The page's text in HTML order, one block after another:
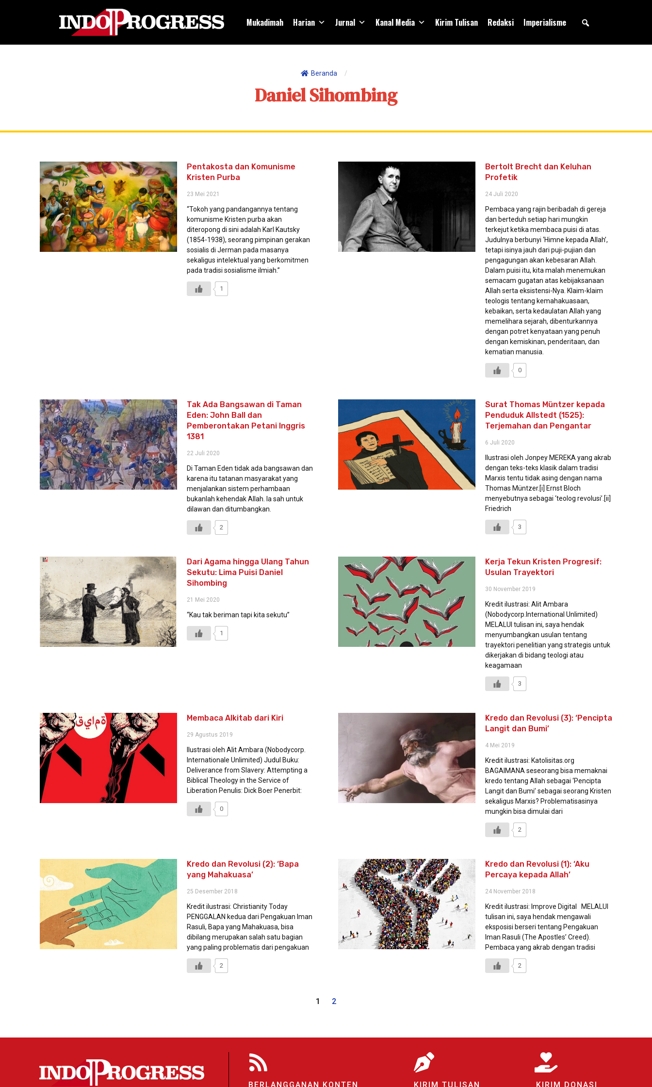
Mukadimah Harian Jurnal Kanal Media Kirim Tulisan Redaksi Imperialisme
Beranda /
Daniel Sihombing
Pentakosta dan Komunisme
Kristen Purba
23 Mei 2021
“Tokoh yang pandangannya tentang
komunisme Kristen purba akan
diteropong di sini adalah Karl Kautsky
(1854-1938), seorang pimpinan gerakan
sosialis di Jerman pada masanya
sekaligus intelektual yang berkomitmen
pada tradisi sosialisme ilmiah.”
1
Bertolt Brecht dan Keluhan
Profetik
24 Juli 2020
Pembaca yang rajin beribadah di gereja
dan berteduh setiap hari mungkin
terkejut ketika membaca puisi di atas.
Judulnya berbunyi ‘Himne kepada Allah’,
tetapi isinya jauh dari puji-pujian dan
pengagungan akan kebesaran Allah.
Dalam puisi itu, kita malah menemukan
semacam gugatan atas kebijaksanaan
Allah serta eksistensi-Nya. Klaim-klaim
teologis tentang kemahakuasaan,
kebaikan, serta kedaulatan Allah yang
memelihara sejarah, dibenturkannya
dengan potret kenyataan yang penuh
dengan kemiskinan, penderitaan, dan
kematian manusia.
0
Tak Ada Bangsawan di Taman
Eden: John Ball dan
Pemberontakan Petani Inggris
1381
22 Juli 2020
Di Taman Eden tidak ada bangsawan dan
karena itu tatanan masyarakat yang
menjalankan sistem perhambaan
bukanlah kehendak Allah. Ia sah untuk
dilawan dan ditumbangkan.
2
Surat Thomas Müntzer kepada
Penduduk Allstedt (1525):
Terjemahan dan Pengantar
6 Juli 2020
Ilustrasi oleh Jonpey MEREKA yang akrab
dengan teks-teks klasik dalam tradisi
Marxis tentu tidak asing dengan nama
Thomas Müntzer.[i] Ernst Bloch
menyebutnya sebagai ‘teolog revolusi’.[ii]
Friedrich
3
Dari Agama hingga Ulang Tahun
Sekutu: Lima Puisi Daniel
Sihombing
21 Mei 2020
“Kau tak beriman tapi kita sekutu”
1
Kerja Tekun Kristen Progresif:
Usulan Trayektori
30 November 2019
Kredit ilustrasi: Alit Ambara
(Nobodycorp.International Unlimited)
MELALUI tulisan ini, saya hendak
menyumbangkan usulan tentang
trayektori penelitian yang strategis untuk
dikerjakan di bidang teologi atau
keagamaan
3
Membaca Alkitab dari Kiri
29 Agustus 2019
Ilustrasi oleh Alit Ambara (Nobodycorp.
Internationale Unlimited) Judul Buku:
Deliverance from Slavery: Attempting a
Biblical Theology in the Service of
Liberation Penulis: Dick Boer Penerbit:
0
Kredo dan Revolusi (3): ‘Pencipta
Langit dan Bumi’
4 Mei 2019
Kredit ilustrasi: Katolisitas.org
BAGAIMANA seseorang bisa memaknai
kredo tentang Allah sebagai ‘Pencipta
Langit dan Bumi’ sebagai seorang Kristen
sekaligus Marxis? Problematisasinya
mungkin bisa dimulai dari
2
Kredo dan Revolusi (2): ‘Bapa
yang Mahakuasa’
25 Desember 2018
Kredit ilustrasi: Christianity Today
PENGGALAN kedua dari Pengakuan Iman
Rasuli, Bapa yang Mahakuasa, bisa
dibilang merupakan salah satu bagian
yang paling problematis dari pengakuan
2
Kredo dan Revolusi (1): ‘Aku
Percaya kepada Allah’
24 November 2018
Kredit ilustrasi: Improve Digital MELALUI
tulisan ini, saya hendak mengawali
eksposisi berseri tentang Pengakuan
Iman Rasuli (The Apostles’ Creed).
Pembaca yang akrab dengan tradisi
2
1 2
BERLANGGANAN KONTEN KIRIM TULISAN KIRIM DONASI